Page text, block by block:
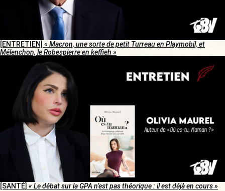
[ENTRETIEN] « Macron, une sorte de petit Turreau en Playmobil, et
Mélenchon, le Robespierre en keffieh »
[SANTÉ] « Le débat sur la GPA n’est pas théorique : il est déjà en cours »